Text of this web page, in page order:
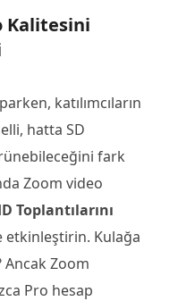
Kalitesini
katılımcıların
hatta SD
fark
Zoom video
Toplantılarını
etkinleştirin. Kulağa
Zoom
Pro hesap